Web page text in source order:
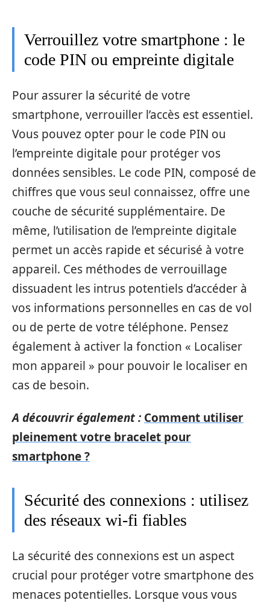
Verrouillez votre smartphone : le
code PIN ou empreinte digitale
Pour assurer la sécurité de votre
smartphone, verrouiller l’accès est essentiel.
Vous pouvez opter pour le code PIN ou
l’empreinte digitale pour protéger vos
données sensibles. Le code PIN, composé de
chiffres que vous seul connaissez, offre une
couche de sécurité supplémentaire. De
même, l’utilisation de l’empreinte digitale
permet un accès rapide et sécurisé à votre
appareil. Ces méthodes de verrouillage
dissuadent les intrus potentiels d’accéder à
vos informations personnelles en cas de vol
ou de perte de votre téléphone. Pensez
également à activer la fonction « Localiser
mon appareil » pour pouvoir le localiser en
cas de besoin.
A découvrir également : Comment utiliser
pleinement votre bracelet pour
smartphone ?
Sécurité des connexions : utilisez
des réseaux wi-fi fiables
La sécurité des connexions est un aspect
crucial pour protéger votre smartphone des
menaces potentielles. Lorsque vous vous